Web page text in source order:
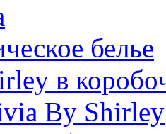
белье
в
By Shirley